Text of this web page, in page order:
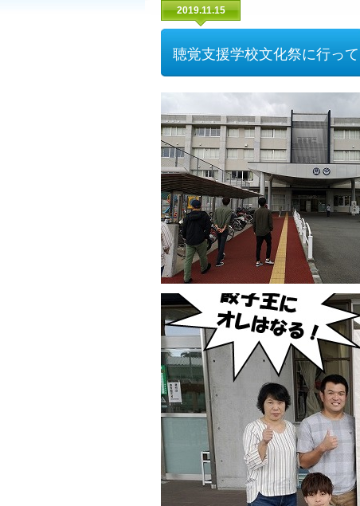
2019.11.15
聴覚支援学校文化祭に行っ